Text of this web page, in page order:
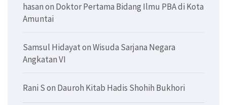
hasanon Doktor Pertama Bidang Ilmu PBA di Kota
Amuntai
Samsul HidayatonWisuda Sarjana Negara
Angkatan VI
Rani Son Dauroh Kitab Hadis Shohih Bukhori